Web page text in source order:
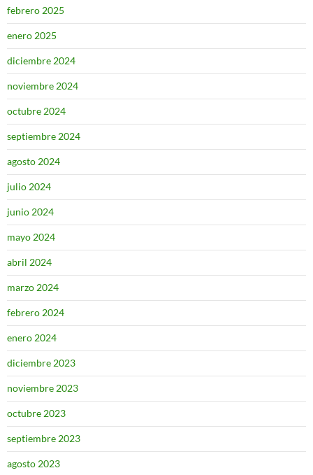
febrero 2025
enero 2025
diciembre 2024
noviembre 2024
octubre 2024
septiembre 2024
agosto 2024
julio 2024
junio 2024
mayo 2024
abril 2024
marzo 2024
febrero 2024
enero 2024
diciembre 2023
noviembre 2023
octubre 2023
septiembre 2023
agosto 2023